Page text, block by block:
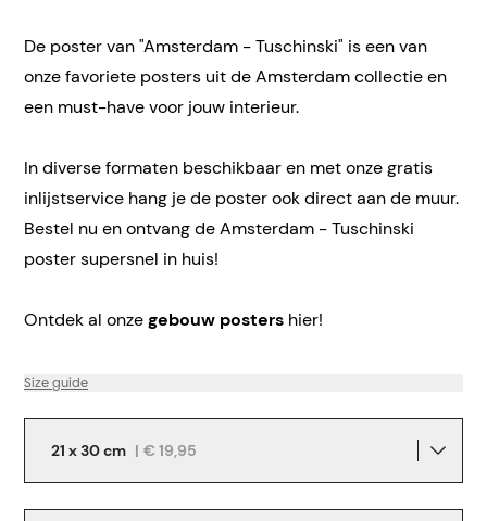
De poster van "Amsterdam - Tuschinski" is een van
onze favoriete posters uit de Amsterdam collectie en
een must-have voor jouw interieur.
In diverse formaten beschikbaar en met onze gratis
inlijstservice hang je de poster ook direct aan de muur.
Bestel nu en ontvang de Amsterdam - Tuschinski
poster supersnel in huis!
Ontdek al onzegebouw posters hier!
Size guide
21 x 30 cm | € 19,95